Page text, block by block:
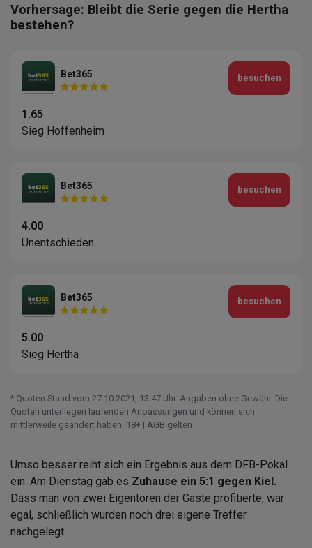
Vorhersage: Bleibt die Serie gegen die Hertha
bestehen?
Bet365
1.65
Sieg Hoffenheim
besuchen
Bet365
4.00
Unentschieden
besuchen
Bet365
5.00
Sieg Hertha
besuchen
* Quoten Stand vom 27.10.2021‚ 13⁚47 Uhr. Angaben ohne Gewähr. Die
Quoten unterliegen laufenden Anpassungen und können sich
mittlerweile geändert haben. 18+ | AGB gelten
Umso besser reiht sich ein Ergebnis aus dem DFB-Pokal
ein. Am Dienstag gab es Zuhause ein 5:1 gegen Kiel.
Dass man von zwei Eigentoren der Gäste profitierte, war
egal, schließlich wurden noch drei eigene Treffer
nachgelegt.